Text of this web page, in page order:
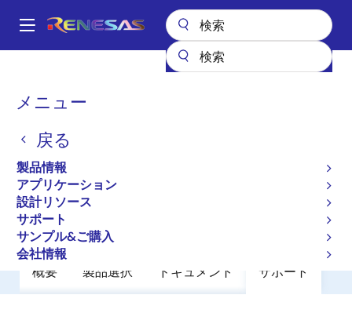
ン
Main
メニュー
戻る
製品情報
アプリケーション
設計リソース
サポート
サンプル&ご購入
会社情報
パ
く
ず
RJP1CS04DWS
RJP1CS04DWS
廃止品
IGBT 1250V 50A Sawn
概要 製品選択 ドキュメント サポート